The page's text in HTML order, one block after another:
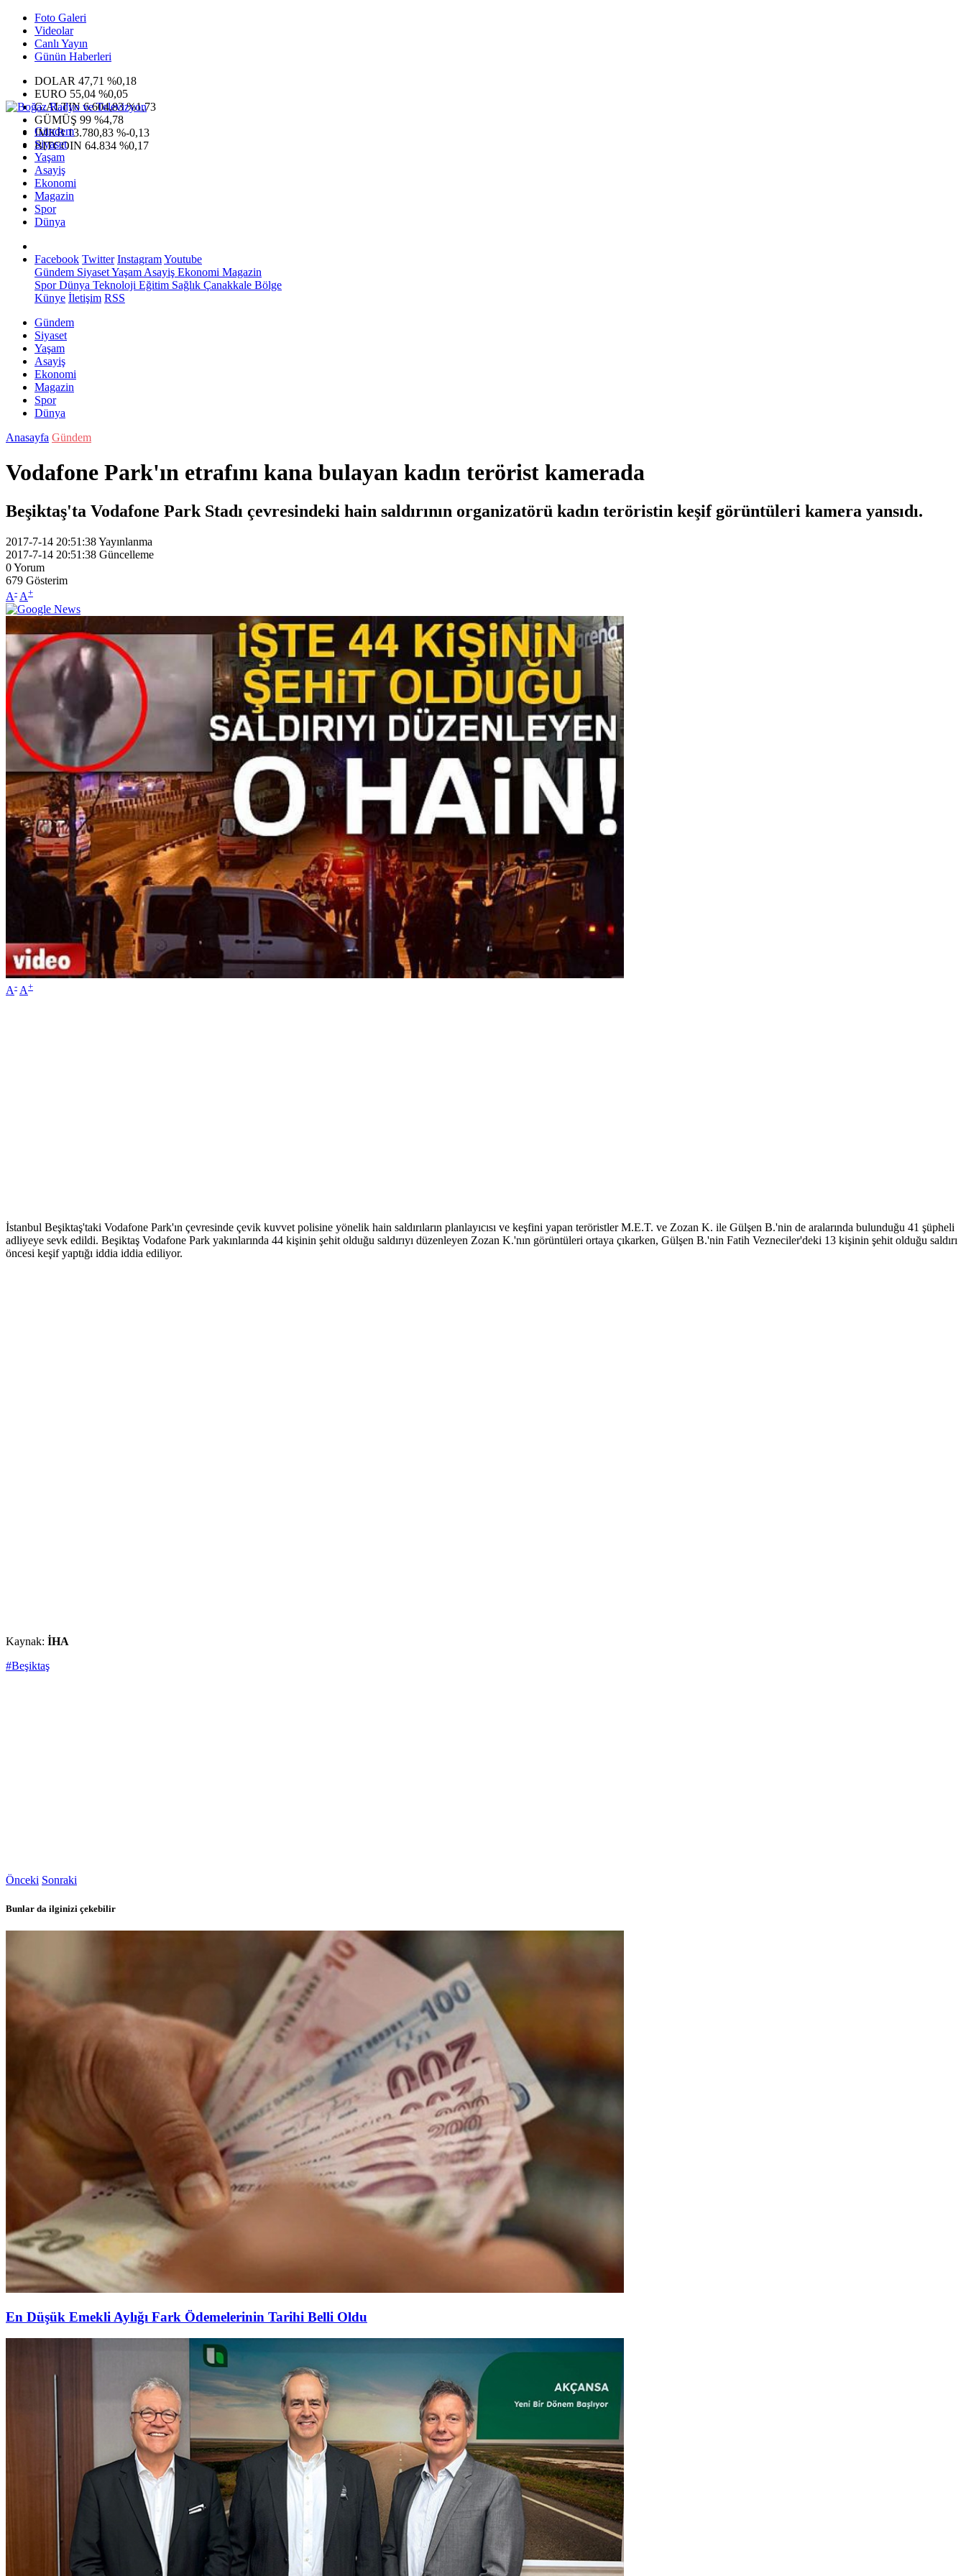
Foto Galeri
Videolar
Canlı Yayın
Günün Haberleri
DOLAR 47,71 %0,18
EURO 55,04 %0,05
G.ALTIN6.604,83 %1,73
GÜMÜŞ 99 %4,78
IMKB13.780,83 %-0,13
BITCOIN 64.834 %0,17
Gündem
Siyaset
Yaşam
Asayiş
Ekonomi
Magazin
Spor
Dünya
Facebook Twitter InstagramYoutube
Gündem SiyasetYaşam Asayiş Ekonomi Magazin
SporDünya Teknoloji Eğitim Sağlık Çanakkale Bölge
Künye İletişim RSS
Gündem
Siyaset
Yaşam
Asayiş
Ekonomi
Magazin
Spor
Dünya
Anasayfa Gündem
Vodafone Park'ın etrafını kana bulayan kadın terörist kamerada
Beşiktaş'ta Vodafone Park Stadı çevresindeki hain saldırının organizatörü kadın teröristin keşif görüntüleri kamera yansıdı.
2017-7-14 20:51:38Yayınlanma
2017-7-14 20:51:38 Güncelleme
0Yorum
679 Gösterim
A- A+
A- A+
İstanbul Beşiktaş'taki Vodafone Park'ın çevresinde çevik kuvvet polisine yönelik hain saldırıların planlayıcısı ve keşfini yapan teröristler M.E.T. ve Zozan K. ile Gülşen B.'nin de aralarında bulunduğu 41 şüpheli
adliyeye sevk edildi. Beşiktaş Vodafone Park yakınlarında 44 kişinin şehit olduğu saldırıyı düzenleyen Zozan K.'nın görüntüleri ortaya çıkarken, Gülşen B.'nin Fatih Vezneciler'deki 13 kişinin şehit olduğu saldırı
öncesi keşif yaptığı iddia iddia ediliyor.
Kaynak: İHA
#Beşiktaş
Önceki Sonraki
Bunlar da ilginizi çekebilir
En Düşük Emekli Aylığı Fark Ödemelerinin Tarihi Belli Oldu